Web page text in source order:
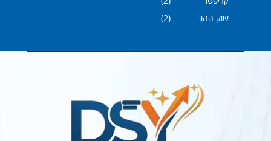
שוק ההון
(2)